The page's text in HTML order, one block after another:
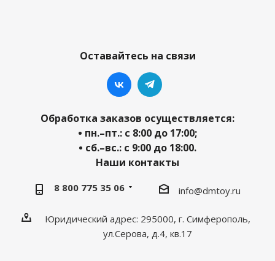
Оставайтесь на связи
Обработка заказов осуществляется:
• пн.–пт.: с 8:00 до 17:00;
• сб.–вс.: с 9:00 до 18:00.
Наши контакты
8 800 775 35 06 info@dmtoy.ru
Юридический адрес: 295000, г. Симферополь,
ул.Серова, д.4, кв.17